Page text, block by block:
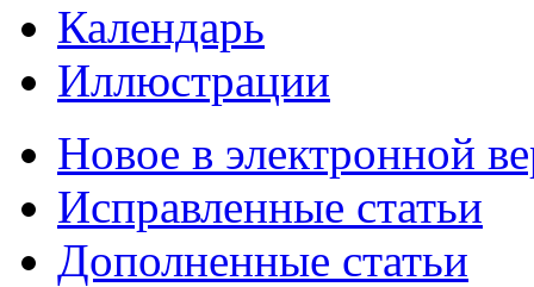
Календарь
Иллюстрации
Новое в электронной
Исправленные статьи
Дополненные статьи